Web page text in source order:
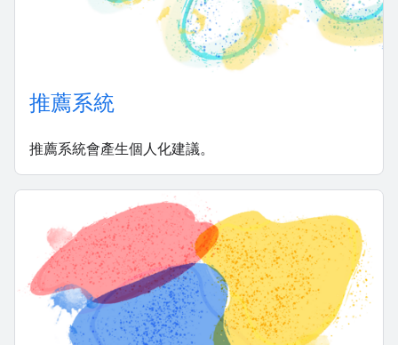
推薦系統
推薦系統會產生個人化建議。